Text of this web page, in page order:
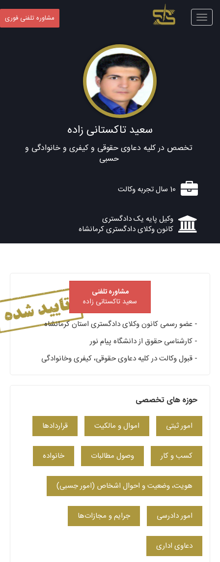
Toggle
navigation
مشاوره تلفنی فوری
سعید تاکستانی زاده
تخصص در کلیه دعاوی حقوقی و کیفری و خانوادگی و
حسبی
10 سال تجربه وکالت
وکیل پایه یک دادگستری
کانون وکلای دادگستری کرمانشاه
مشاوره تلفنی
سعید تاکستانی زاده
- عضو رسمی کانون وکلای دادگستری استان کرمانشاه
- کارشناسی حقوق از دانشگاه پیام نور
- قبول وکالت در کلیه دعاوی حقوقی، کیفری وخانوادگی
حوزه های تخصصی
امور ثبتی اموال و مالکیت قراردادها
کسب‌ و کار وصول مطالبات خانواده
هویت، وضعیت و احوال اشخاص (امور حِسبی)
امور دادرسی جرایم و مجازات‌ها
دعاوی اداری